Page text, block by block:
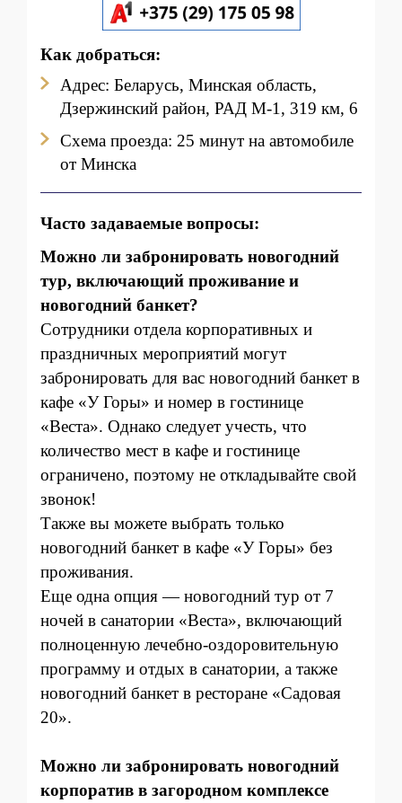
Как добраться:
Адрес: Беларусь, Минская область,
Дзержинский район, РАД М-1, 319 км, 6
Схема проезда: 25 минут на автомобиле
от Минска
Часто задаваемые вопросы:
Можно ли забронировать новогодний
тур, включающий проживание и
новогодний банкет?
Сотрудники отдела корпоративных и
праздничных мероприятий могут
забронировать для вас новогодний банкет в
кафе «У Горы» и номер в гостинице
«Веста». Однако следует учесть, что
количество мест в кафе и гостинице
ограничено, поэтому не откладывайте свой
звонок!
Также вы можете выбрать только
новогодний банкет в кафе «У Горы» без
проживания.
Еще одна опция — новогодний тур от 7
ночей в санатории «Веста», включающий
полноценную лечебно-оздоровительную
программу и отдых в санатории, а также
новогодний банкет в ресторане «Садовая
20».
Можно ли забронировать новогодний
корпоратив в загородном комплексе